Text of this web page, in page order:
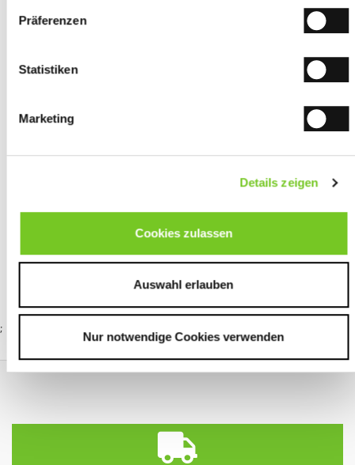
Präferenzen
Statistiken
Marketing
Details zeigen
Cookies zulassen
Auswahl erlauben
Nur notwendige Cookies verwenden
Hemden
Premium
Sweatblazer
Premium
;